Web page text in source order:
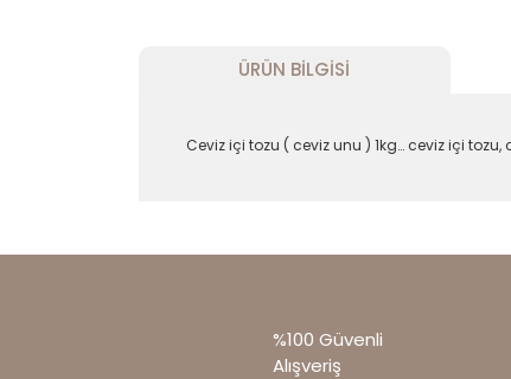
ÜRÜN BILGISI
Ceviz içi tozu ( ceviz unu ) 1kg… ceviz içi
%100 Güvenli
Alışveriş